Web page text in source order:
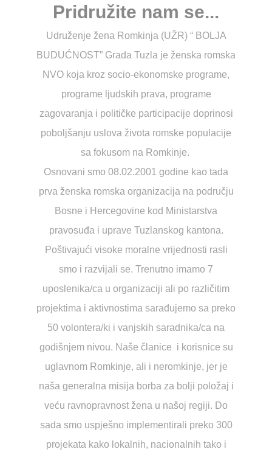
Pridružite nam se...
Udruženje žena Romkinja (UŽR) “ BOLJA
BUDUĆNOST” Grada Tuzla je ženska romska
NVO koja kroz socio-ekonomske programe,
programe ljudskih prava, programe
zagovaranja i političke participacije doprinosi
poboljšanju uslova života romske populacije
sa fokusom na Romkinje.
Osnovani smo 08.02.2001 godine kao tada
prva ženska romska organizacija na području
Bosne i Hercegovine kod Ministarstva
pravosuđa i uprave Tuzlanskog kantona.
Poštivajući visoke moralne vrijednosti rasli
smo i razvijali se. Trenutno imamo 7
uposlenika/ca u organizaciji ali po različitim
projektima i aktivnostima sarađujemo sa preko
50 volontera/ki i vanjskih saradnika/ca na
godišnjem nivou. Naše članice i korisnice su
uglavnom Romkinje, ali i neromkinje, jer je
naša generalna misija borba za bolji položaj i
veću ravnopravnost žena u našoj regiji. Do
sada smo uspješno implementirali preko 300
projekata kako lokalnih, nacionalnih tako i